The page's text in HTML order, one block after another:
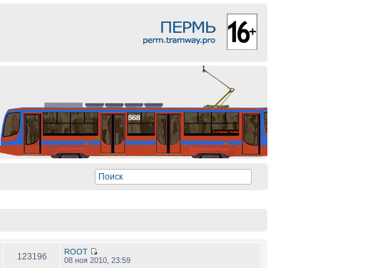
123196
ROOT
08 ноя 2010, 23:59